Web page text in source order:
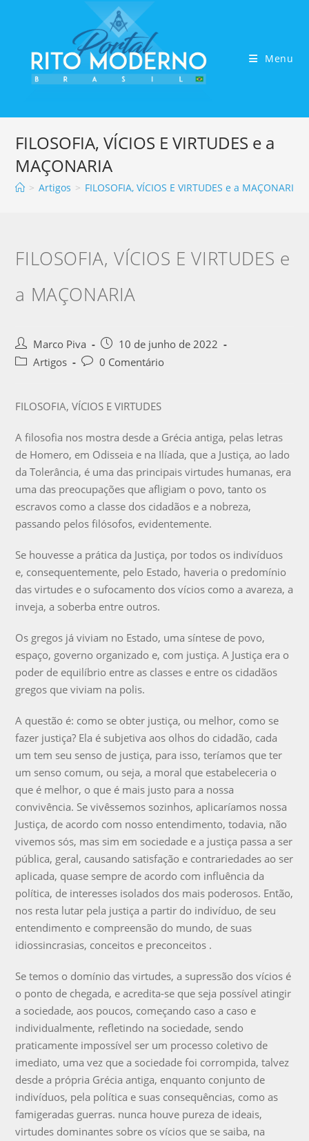
Menu
FILOSOFIA, VÍCIOS E VIRTUDES e a
MAÇONARIA
> Artigos > FILOSOFIA, VÍCIOS E VIRTUDES e a MAÇONARIA
FILOSOFIA, VÍCIOS E VIRTUDES e
a MAÇONARIA
Marco Piva
10 de junho de 2022
Artigos
0 Comentário
FILOSOFIA, VÍCIOS E VIRTUDES
A filosofia nos mostra desde a Grécia antiga, pelas letras
de Homero, em Odisseia e na Ilíada, que a Justiça, ao lado
da Tolerância, é uma das principais virtudes humanas, era
uma das preocupações que afligiam o povo, tanto os
escravos como a classe dos cidadãos e a nobreza,
passando pelos filósofos, evidentemente.
Se houvesse a prática da Justiça, por todos os indivíduos
e, consequentemente, pelo Estado, haveria o predomínio
das virtudes e o sufocamento dos vícios como a avareza, a
inveja, a soberba entre outros.
Os gregos já viviam no Estado, uma síntese de povo,
espaço, governo organizado e, com justiça. A Justiça era o
poder de equilíbrio entre as classes e entre os cidadãos
gregos que viviam na polis.
A questão é: como se obter justiça, ou melhor, como se
fazer justiça? Ela é subjetiva aos olhos do cidadão, cada
um tem seu senso de justiça, para isso, teríamos que ter
um senso comum, ou seja, a moral que estabeleceria o
que é melhor, o que é mais justo para a nossa
convivência. Se vivêssemos sozinhos, aplicaríamos nossa
Justiça, de acordo com nosso entendimento, todavia, não
vivemos sós, mas sim em sociedade e a justiça passa a ser
pública, geral, causando satisfação e contrariedades ao ser
aplicada, quase sempre de acordo com influência da
política, de interesses isolados dos mais poderosos. Então,
nos resta lutar pela justiça a partir do indivíduo, de seu
entendimento e compreensão do mundo, de suas
idiossincrasias, conceitos e preconceitos .
Se temos o domínio das virtudes, a supressão dos vícios é
o ponto de chegada, e acredita-se que seja possível atingir
a sociedade, aos poucos, começando caso a caso e
individualmente, refletindo na sociedade, sendo
praticamente impossível ser um processo coletivo de
imediato, uma vez que a sociedade foi corrompida, talvez
desde a própria Grécia antiga, enquanto conjunto de
indivíduos, pela política e suas consequências, como as
famigeradas guerras. nunca houve pureza de ideais,
virtudes dominantes sobre os vícios que se saiba, na